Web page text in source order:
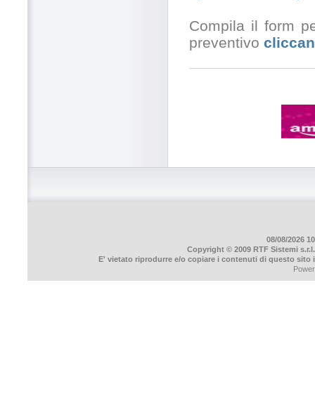
Compila il form
preventivo
08/08/2026
Copyright © 2009 RTF Sistemi
E' vietato riprodurre e/o copiare i contenuti di questo